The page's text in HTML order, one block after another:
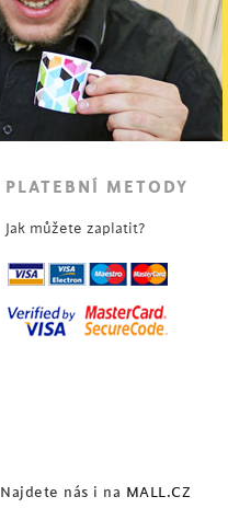
PLATEBNÍ METODY
Jak můžete zaplatit?
Najdete nás i na MALL.CZ